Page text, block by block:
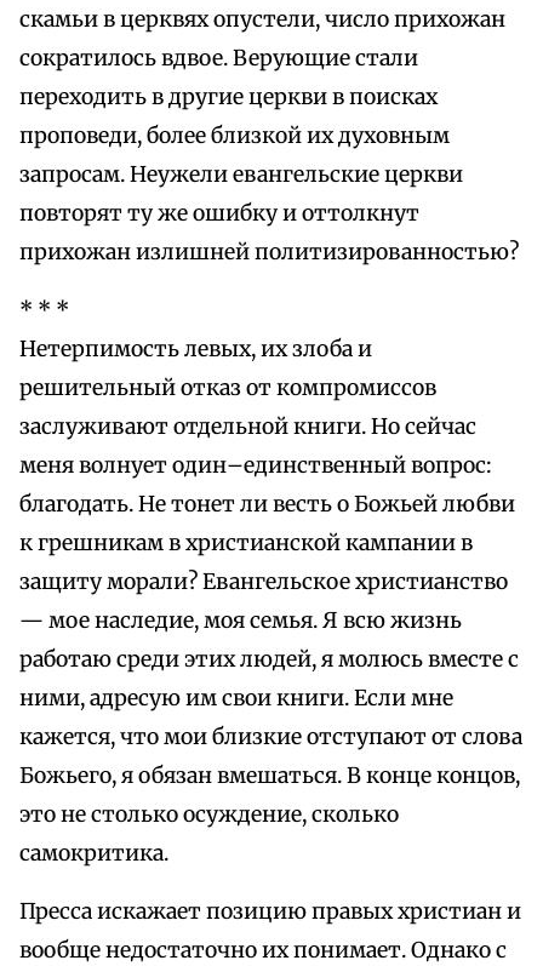
скамьи в церквях опустели, число прихожан
сократилось вдвое. Верующие стали
переходить в другие церкви в поисках
проповеди, более близкой их духовным
запросам. Неужели евангельские церкви
повторят ту же ошибку и оттолкнут
прихожан излишней политизированностью?
* * *
Нетерпимость левых, их злоба и
решительный отказ от компромиссов
заслуживают отдельной книги. Но сейчас
меня волнует один–единственный вопрос:
благодать. Не тонет ли весть о Божьей любви
к грешникам в христианской кампании в
защиту морали? Евангельское христианство
— мое наследие, моя семья. Я всю жизнь
работаю среди этих людей, я молюсь вместе с
ними, адресую им свои книги. Если мне
кажется, что мои близкие отступают от слова
Божьего, я обязан вмешаться. В конце концов,
это не столько осуждение, сколько
самокритика.
Пресса искажает позицию правых христиан и
вообще недостаточно их понимает. Однако с